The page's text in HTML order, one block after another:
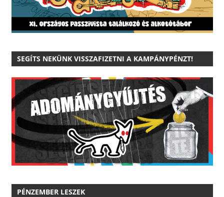
SEGÍTS NEKÜNK VISSZAFIZETNI A KAMPÁNYPÉNZT!
PÉNZEMBER LESZEK